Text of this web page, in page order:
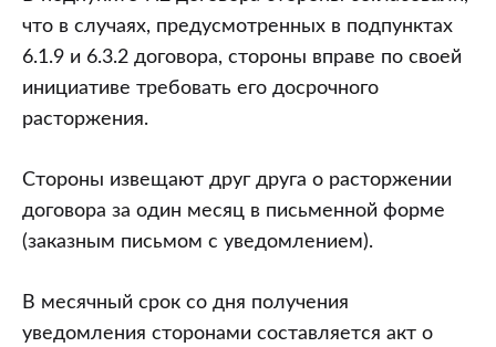
что в случаях, предусмотренных в подпунктах
6.1.9 и 6.3.2 договора, стороны вправе по своей
инициативе требовать его досрочного
расторжения.
Стороны извещают друг друга о расторжении
договора за один месяц в письменной форме
(заказным письмом с уведомлением).
В месячный срок со дня получения
уведомления сторонами составляется акт о